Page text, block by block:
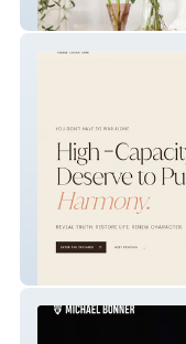
Flora Haus